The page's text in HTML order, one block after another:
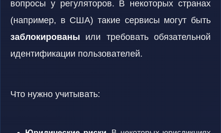
вопросы у регуляторов. В некоторых странах
(например, в США) такие сервисы могут быть
заблокированы или требовать обязательной
идентификации пользователей.
Что нужно учитывать: